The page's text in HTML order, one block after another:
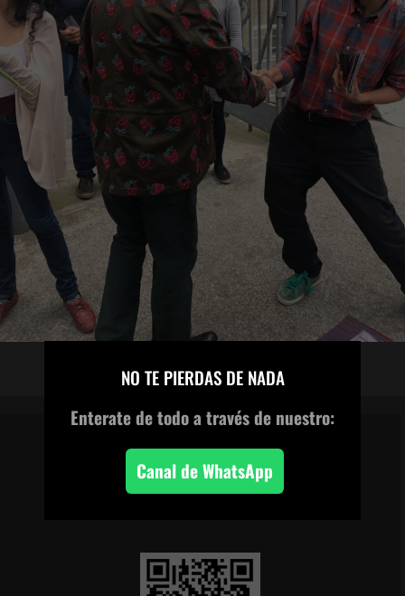
CANAL DE WHATSAPP
NO TE PIERDAS DE NADA
Enterate de todoa través de nuestro:
Canal de WhatsApp